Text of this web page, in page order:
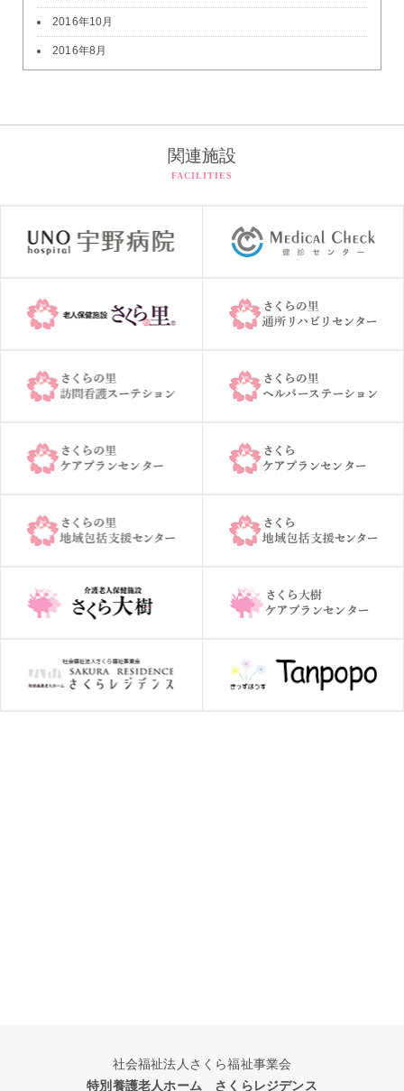
2016年10月
2016年8月
関連施設
FACILITIES
社会福祉法人さくら福祉事業会
特別養護老人ホーム さくらレジデンス